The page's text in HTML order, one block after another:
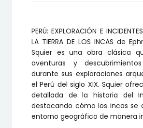
TIERRA
DE
LOS
INCAS
cantidad
PERÚ: EXPLORACIÓN E
LA TIERRA DE LOS INCAS de
Squier es una obra clásica
aventuras y
durante sus exploraciones
el Perú del siglo XIX. Squier
detallada de la historia del
destacando cómo los incas se
entorno geográfico de manera